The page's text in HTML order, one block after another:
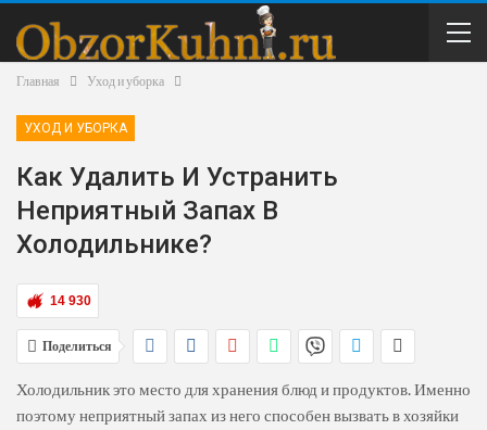
Главная Уход и уборка
УХОД И УБОРКА
Как Удалить И Устранить
Неприятный Запах В
Холодильнике?
14 930
Поделиться
Холодильник это место для хранения блюд и продуктов. Именно
поэтому неприятный запах из него способен вызвать в хозяйки